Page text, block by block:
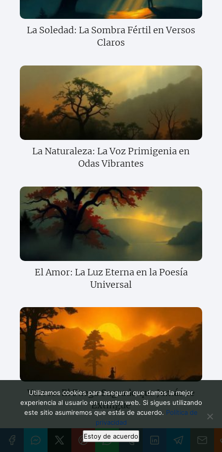
La Soledad: La Sombra Fértil en Versos
Claros
La Naturaleza: La Voz Primigenia en
Odas Vibrantes
El Amor: La Luz Eterna en la Poesía
Universal
Versos: El Fuego Sagrado que Jamás se
Extingue
Utilizamos cookies para asegurar que damos la mejor
experiencia al usuario en nuestra web. Si sigues utilizando
este sitio asumiremos que estás de acuerdo. Política de
privacidad
Estoy de acuerdo